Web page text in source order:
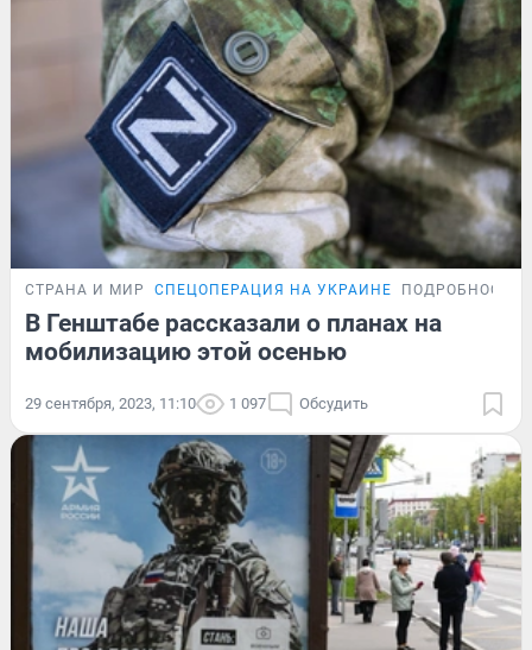
СТРАНА И МИР СПЕЦОПЕРАЦИЯ НА УКРАИНЕ ПОДРОБНОСТИ
В Генштабе рассказали о планах на
мобилизацию этой осенью
29 сентября, 2023, 11:10 1 097 Обсудить